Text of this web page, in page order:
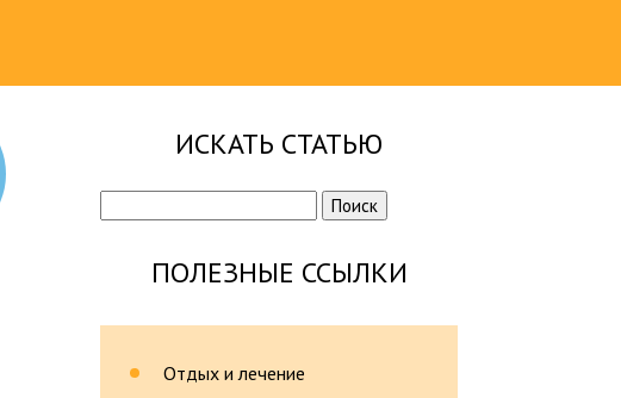
ИСКАТЬ СТАТЬЮ
Найти:
ПОЛЕЗНЫЕ ССЫЛКИ
Отдых и лечение